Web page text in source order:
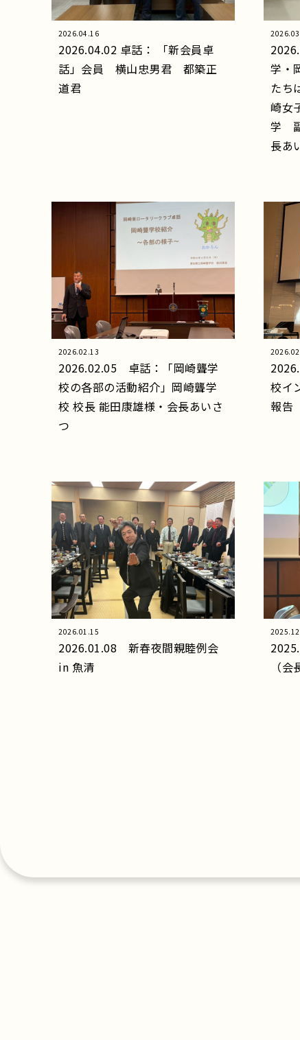
2026.04.16
2026.04.02 卓話： 「新会員卓
話」会員 横山忠男君 都築正
道君
学・
たち
崎女
学
長あ
2026.02.13
2026.02.05 卓話：「岡崎聾学
校の各部の活動紹介」岡崎聾学
校 校長 能田康雄様・会長あいさ
つ
校イ
報告
2026.01.15
2026.01.08 新春夜間親睦例会
in 魚清
（